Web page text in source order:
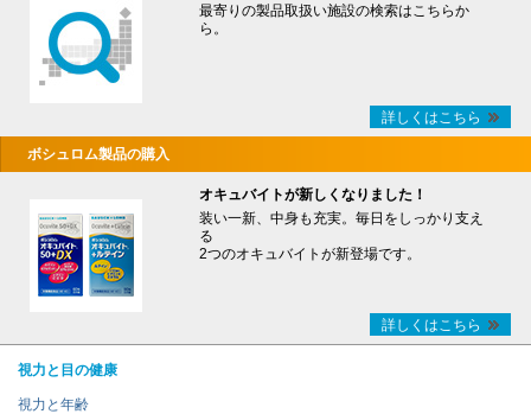
最寄りの製品取扱い施設の検索はこちらか
ら。
詳しくはこちら
ボシュロム製品の購入
オキュバイトが新しくなりました！
装い一新、中身も充実。毎日をしっかり支え
る
2つのオキュバイトが新登場です。
詳しくはこちら
視力と目の健康
視力と年齢